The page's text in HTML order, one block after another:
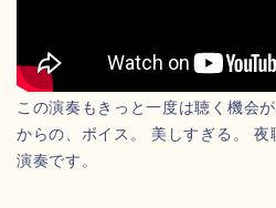
この演奏もきっと一度は聴く機会
からの、ボイス。 美しすぎる。 夜
演奏です。